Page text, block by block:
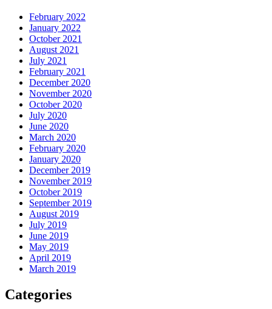
February 2022
January 2022
October 2021
August 2021
July 2021
February 2021
December 2020
November 2020
October 2020
July 2020
June 2020
March 2020
February 2020
January 2020
December 2019
November 2019
October 2019
September 2019
August 2019
July 2019
June 2019
May 2019
April 2019
March 2019
Categories